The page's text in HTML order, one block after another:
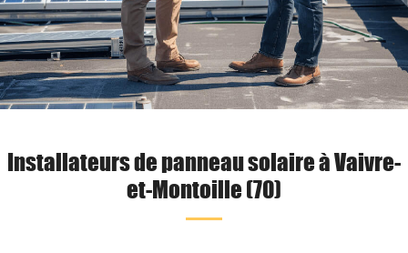
Installateurs de panneau solaire à Vaivre-
et-Montoille (70)